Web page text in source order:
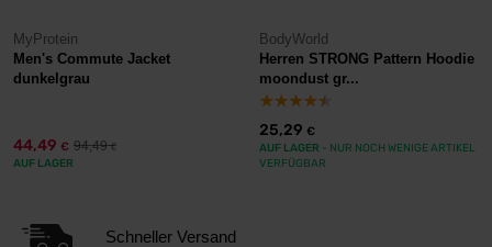
MyProtein
Men's Commute Jacket
dunkelgrau
44,49 € 94,49€
AUF LAGER
BodyWorld
Herren STRONG Pattern Hoodie
moondust gr...
25,29 €
AUF LAGER - NUR NOCH WENIGE ARTIKEL
VERFÜGBAR
Schneller Versand